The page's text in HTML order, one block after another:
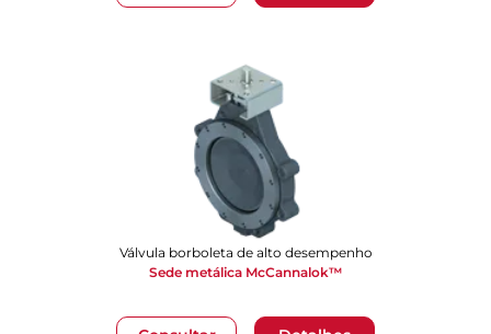
Válvula borboleta de alto desempenho
Sede metálica McCannalok™